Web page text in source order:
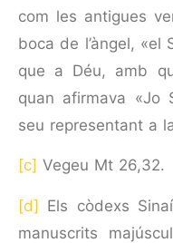
com les antigues
boca de l’àngel, «el
que a Déu, amb
quan afirmava «Jo
seu representant a
[c] Vegeu Mt 26,32.
[d] Els còdexs
manuscrits